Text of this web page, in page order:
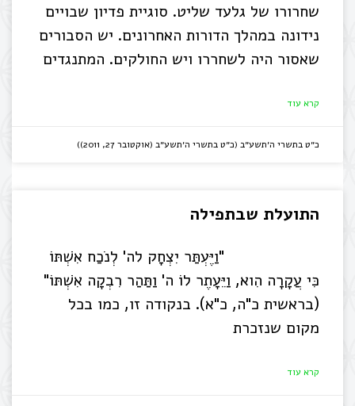
שחרורו של גלעד שליט. סוגיית פדיון שבויים
נידונה במהלך הדורות האחרונים. יש הסבורים
שאסור היה לשחררו ויש החולקים. המתנגדים
קרא עוד
כ״ט בתשרי ה׳תשע״ב (כ״ט בתשרי ה׳תשע״ב (אוקטובר 27, 2011))
התועלת שבתפילה
"וַיֶּעְתַּר יִצְחָק לה' לְנֹכַח אִשְׁתּוֹ
כִּי עֲקָרָה הִוא, וַיֵּעָתֶר לוֹ ה' וַתַּהַר רִבְקָה אִשְׁתּוֹ"
(בראשית כ"ה, כ"א). בנקודה זו, כמו בכל
מקום שנזכרת
קרא עוד